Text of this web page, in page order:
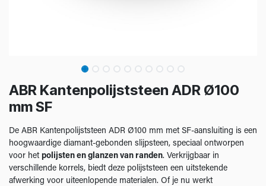
ABR Kantenpolijststeen ADR Ø100
mm SF
De ABR Kantenpolijststeen ADR Ø100 mm met SF-aansluiting is een
hoogwaardige diamant-gebonden slijpsteen, speciaal ontworpen
voor het polijsten en glanzen van randen. Verkrijgbaar in
verschillende korrels, biedt deze polijststeen een uitstekende
afwerking voor uiteenlopende materialen. Of je nu werkt